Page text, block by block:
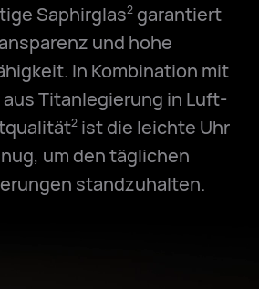
Saphirglas2garantiert
und hohe
In Kombination mit
aus Titanlegierung in Luft-
2ist die leichte Uhr
um den täglichen
standzuhalten.